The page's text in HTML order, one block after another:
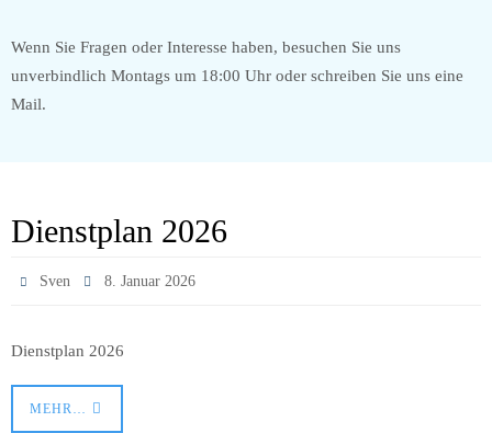
Wenn Sie Fragen oder Interesse haben, besuchen Sie uns
unverbindlich Montags um 18:00 Uhr oder schreiben Sie uns eine
Mail.
Dienstplan 2026
Sven 8. Januar 2026
Dienstplan 2026
MEHR…